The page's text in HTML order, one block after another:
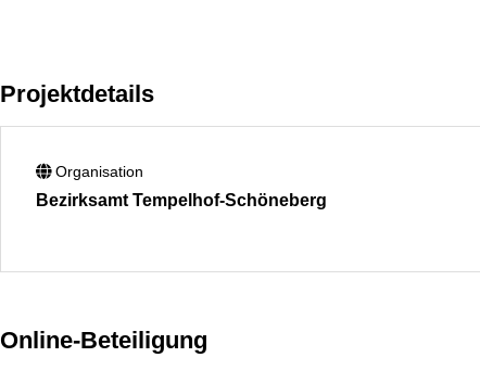
Projektdetails
Organisation
Bezirksamt Tempelhof-Schöneberg
Online-Beteiligung